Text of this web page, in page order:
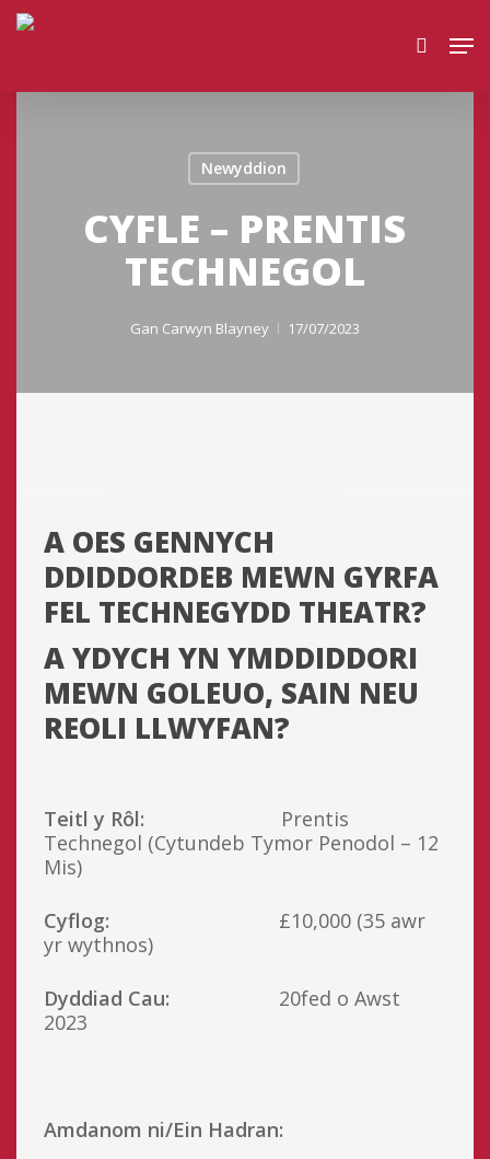
Skip
to
search
Newyddion
CYFLE – PRENTIS
TECHNEGOL
Gan Carwyn Blayney 17/07/2023
A OES GENNYCH
DDIDDORDEB MEWN GYRFA
FEL TECHNEGYDD THEATR?
A YDYCH YN YMDDIDDORI
MEWN GOLEUO, SAIN NEU
REOLI LLWYFAN?
Teitl y Rôl: Prentis
Technegol (Cytundeb Tymor Penodol – 12
Mis)
Cyflog: £10,000 (35 awr
yr wythnos)
Dyddiad Cau: 20fed o Awst
2023
Amdanom ni/Ein Hadran: